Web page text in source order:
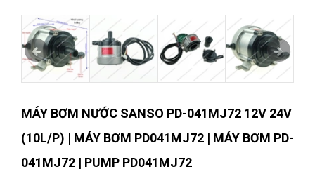
MÁY BƠM NƯỚC SANSO PD-041MJ72 12V 24V
(10L/P) | MÁY BƠM PD041MJ72 | MÁY BƠM PD-
041MJ72 | PUMP PD041MJ72